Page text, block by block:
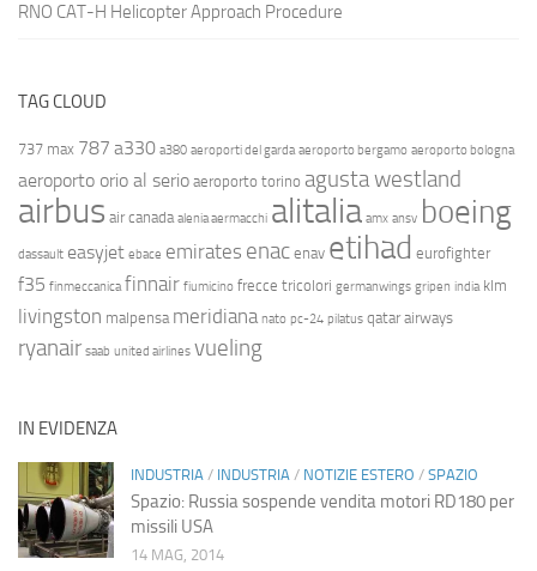
RNO CAT-H Helicopter Approach Procedure
TAG CLOUD
737 max 787 a330 a380 aeroporti del garda aeroporto bergamo aeroporto bologna
aeroporto orio al serio aeroporto torino agusta westland
airbus air canada alenia aermacchi alitalia amx ansv boeing
dassault easyjet ebace emirates enac enav etihad eurofighter
f35 finmeccanica finnair fiumicino frecce tricolori germanwings gripen india klm
livingston malpensa meridiana nato pc-24 pilatus qatar airways
ryanair saab united airlines vueling
IN EVIDENZA
INDUSTRIA / INDUSTRIA / NOTIZIE ESTERO / SPAZIO
Spazio: Russia sospende vendita motori RD180 per
missili USA
14 MAG, 2014